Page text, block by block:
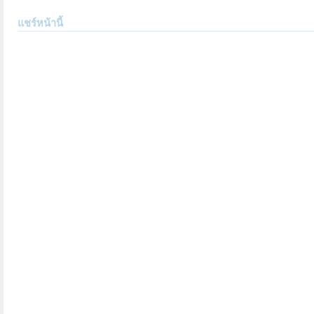
แชร์หน้านี้